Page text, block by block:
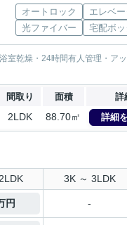
オートロック エレベ
光ファイバー
宅配ボッ
室乾燥・24時間有人管理・ア
間取り 面積 詳
2LDK 88.70㎡ 詳細
3K ～ 3LDK
円 -